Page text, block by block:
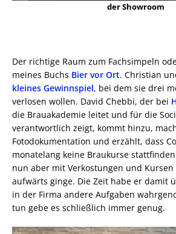
der Showroom
Der richtige Raum zum Fachsimpeln
meines Buchs Bier vor Ort. Christian
kleines Gewinnspiel, bei dem sie drei
verlosen wollen. David Chebbi, der bei
die Brauakademie leitet und für die
verantwortlich zeigt, kommt hinzu,
Fotodokumentation und erzählt, dass
monatelang keine Braukurse
nun aber mit Verkostungen und
aufwärts ginge. Die Zeit habe er damit
in der Firma andere Aufgaben
tun gebe es schließlich immer genug.